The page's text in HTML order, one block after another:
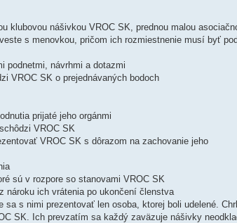
klubovou nášivkou VROC SK, prednou malou
s menovkou, pričom ich rozmiestnenie musí byť
podnetmi, návrhmi a dotazmi
VROC SK o prejednávaných bodoch
prijaté jeho orgánmi
VROC SK
VROC SK s dôrazom na zachovanie jeho
sú v rozpore so stanovami VROC SK
nároku ich vrátenia po ukončení členstva
sa s nimi prezentovať len osoba, ktorej boli udelené.
SK. Ich prevzatím sa každý zaväzuje nášivky